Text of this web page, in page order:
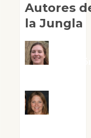
Autores
la Jungla